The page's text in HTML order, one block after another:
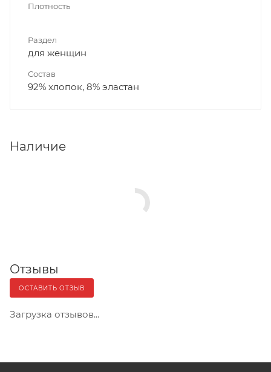
Плотность
Раздел
для женщин
Состав
92% хлопок, 8% эластан
Наличие
Отзывы
ОСТАВИТЬ ОТЗЫВ
Загрузка отзывов...